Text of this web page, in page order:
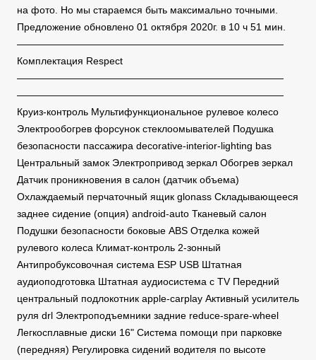
на фото. Но мы стараемся быть максимально точными.
Предложение обновлено 01 октября 2020г. в 10 ч 51 мин.
———————————————————————————
Комплектация Respect
———————————————————————————
———————————————————————————
Круиз-контроль Мультифункциональное рулевое колесо
Электрообогрев форсунок стеклоомывателей Подушка
безопасности пассажира decorative-interior-lighting bas
Центральный замок Электропривод зеркал Обогрев зеркал
Датчик проникновения в салон (датчик объема)
Охлаждаемый перчаточный ящик glonass Складывающееся
заднее сидение (опция) android-auto Тканевый салон
Подушки безопасности боковые ABS Отделка кожей
рулевого колеса Климат-контроль 2-зонный
Антипробуксовочная система ESP USB Штатная
аудиоподготовка Штатная аудиосистема с TV Передний
центральный подлокотник apple-carplay Активный усилитель
руля drl Электроподъемники задние reduce-spare-wheel
Легкосплавные диски 16" Система помощи при парковке
(передняя) Регулировка сидений водителя по высоте